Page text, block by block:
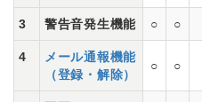
3 警告音発生機能 ○ ○
4
メール通報機能
（登録・解除）
○ ○